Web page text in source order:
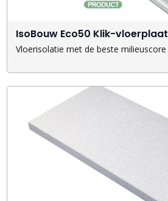
IsoBouw Eco50 Klik-vloerplaat
Vloerisolatie met de beste milieuscore